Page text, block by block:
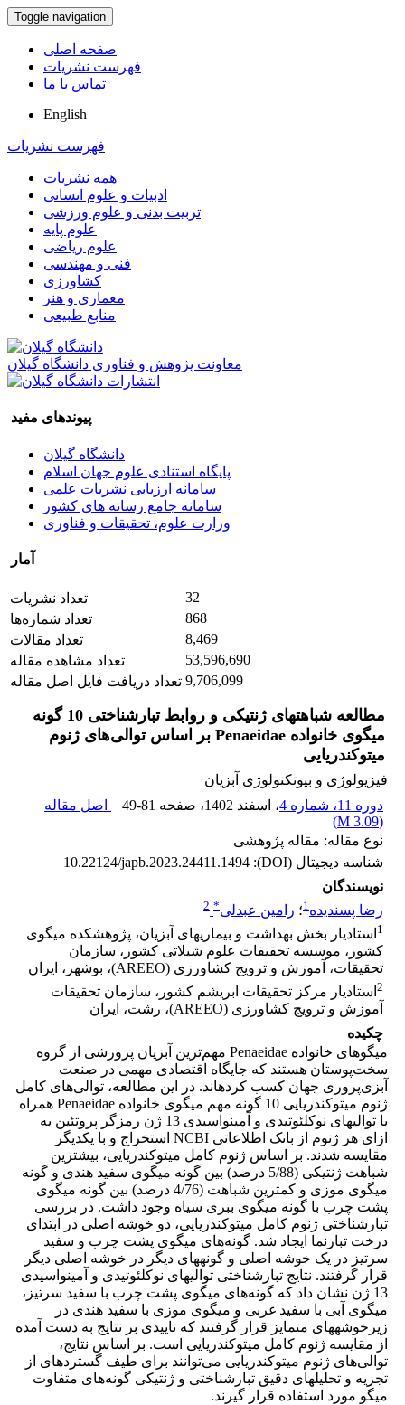
Toggle navigation
صفحه اصلی
فهرست نشریات
تماس با ما
English
فهرست نشریات
همه نشریات
ادبیات و علوم انسانی
تربیت بدنی و علوم ورزشی
علوم پایه
علوم ریاضی
فنی و مهندسی
کشاورزی
معماری و هنر
منابع طبیعی
معاونت پژوهش و فناوری دانشگاه گیلان
پیوندهای مفید
دانشگاه گیلان
پایگاه استنادی علوم جهان اسلام
سامانه ارزیابی نشریات علمی
سامانه جامع رسانه های کشور
وزارت علوم، تحقیقات و فناوری
آمار
تعداد نشریات
32
تعداد شماره‌ها
868
تعداد مقالات
8,469
تعداد مشاهده مقاله
53,596,690
تعداد دریافت فایل اصل مقاله 9,706,099
مطالعه شباهت‏های ژنتیکی و روابط تبارشناختی 10 گونه
میگوی خانواده Penaeidae بر اساس توالی‌های ژنوم
میتوکندریایی
فیزیولوژی و بیوتکنولوژی آبزیان
دوره 11، شماره 4
، اسفند 1402 ، صفحه 49-81
اصل مقاله
(
3.09 M
)
نوع مقاله: مقاله پژوهشی
شناسه دیجیتال (DOI):
10.22124/japb.2023.24411.1494
نویسندگان
رضا پسندیده1؛ رامین عبدلی*
2
1 استادیار بخش بهداشت و بیماری‏های آبزیان، پژوهشکده میگوی
کشور، موسسه تحقیقات علوم شیلاتی کشور، سازمان
تحقیقات، آموزش و ترویج کشاورزی (AREEO)، بوشهر، ایران
2 استادیار مرکز تحقیقات ابریشم کشور، سازمان تحقیقات
آموزش و ترویج کشاورزی (AREEO)، رشت، ایران
چکیده
میگوهای خانواده Penaeidae مهم‌ترین آبزیان پرورشی از گروه
سخت‌پوستان هستند که جایگاه اقتصادی مهمی ‌در صنعت
آبزی‌پروری جهان کسب کرده‏اند. در این مطالعه، توالی‌های کامل
ژنوم میتوکندریایی 10 گونه مهم میگوی خانواده Penaeidae همراه
با توالی­های نوکلئوتیدی و آمینواسیدی 13 ژن رمزگر پروتئین‏ به
ازای هر ژنوم از بانک اطلاعاتی NCBI استخراج و با یکدیگر
مقایسه شدند. بر اساس ژنوم کامل میتوکندریایی، بیشترین
شباهت ژنتیکی (5/88 درصد) بین گونه میگوی سفید هندی و گونه
میگوی موزی و کمترین شباهت (4/76 درصد) بین گونه میگوی
پشت چرب با گونه میگوی ببری سیاه وجود داشت. در بررسی
تبارشناختی ژنوم کامل میتوکندریایی، دو خوشه اصلی در ابتدای
درخت تبارنما ایجاد شد. گونه‌های میگوی پشت چرب و سفید
سرتیز در یک خوشه اصلی و گونه‏های دیگر در خوشه اصلی دیگر
قرار گرفتند. نتایج تبارشناختی توالی‏های نوکلئوتیدی و آمینواسیدی
13 ژن نشان داد که گونه‌های میگوی پشت چرب با سفید سرتیز،
میگوی آبی با سفید غربی و میگوی موزی با سفید هندی در
زیرخوشه‏های متمایز قرار گرفتند که تاییدی بر نتایج به دست آمده
از مقایسه ژنوم کامل میتوکندریایی است. بر اساس نتایج،
توالی‌های ژنوم میتوکندریایی می‌توانند برای طیف گسترده‏ای از
تجزیه و تحلیل‏های دقیق تبارشناختی و ژنتیکی گونه‌های متفاوت
میگو مورد استفاده قرار گیرند.